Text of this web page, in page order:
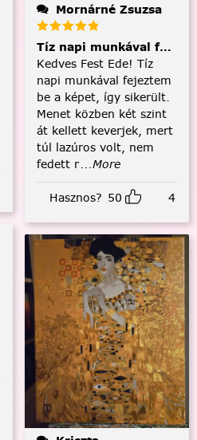
Mornárné Zsuzsa
Tíz napi munkával
Kedves Fest Ede! Tíz
napi munkával fejeztem
be a képet, így sikerült.
Menet közben két szint
át kellett keverjek, mert
túl lazúros volt, nem
fedett r...More
Hasznos? 50 4